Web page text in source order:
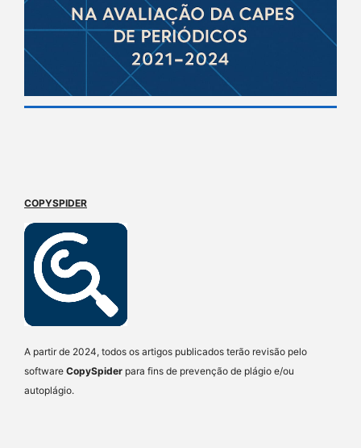
COPYSPIDER
A partir de 2024, todos os artigos publicados terão revisão pelo
software CopySpider para fins de prevenção de plágio e/ou
autoplágio.